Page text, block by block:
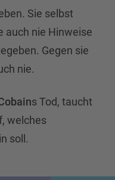
Sie selbst
auch nie Hinweise
Gegen sie
nie.
s Tod, taucht
welches
soll.